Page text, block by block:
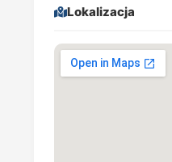
Lokalizacja